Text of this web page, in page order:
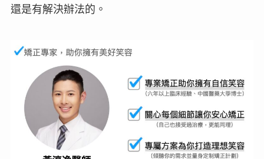
還是有解決辦法的。